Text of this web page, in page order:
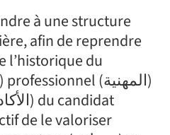
à une structure
l’historique du